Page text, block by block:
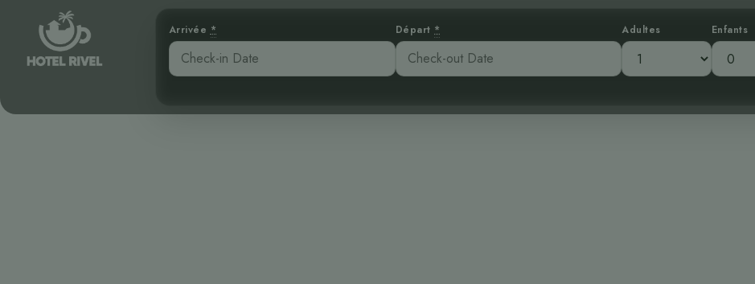
Arrivée * Départ * Adultes Enfants